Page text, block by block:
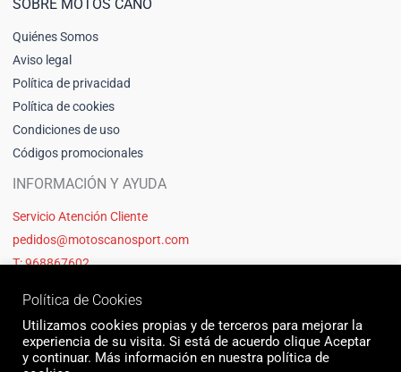
SOBRE MOTOS CANO
Quiénes Somos
Aviso legal
Política de privacidad
Política de cookies
Condiciones de uso
Códigos promocionales
INFORMACIÓN Y AYUDA
Servicio Atención Cliente
pedidos@motoscanosport.com
T: 968867602
Política de Cookies
Utilizamos cookies propias y de terceros para mejorar la
experiencia de su visita. Si está de acuerdo clique Aceptar
y continuar. Más información en nuestra política de